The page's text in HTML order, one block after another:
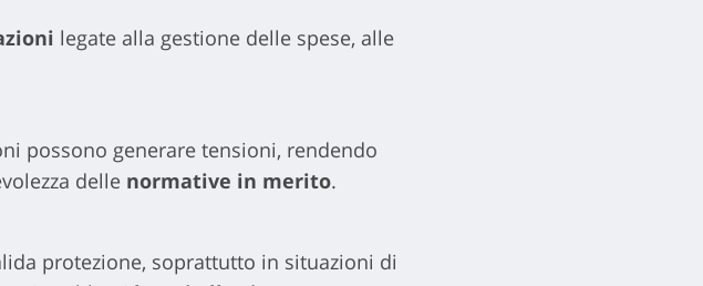
legate alla gestione delle spese, alle
possono generare tensioni, rendendo
delle normative in merito.
protezione, soprattutto in situazioni di